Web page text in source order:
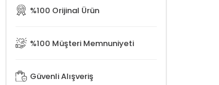
%100 Orijinal Ürün
%100 Müşteri Memnuniyeti
Güvenli Alışveriş